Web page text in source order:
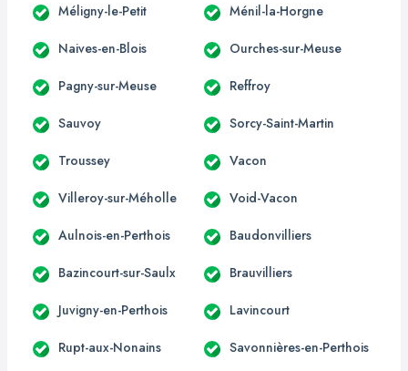
Méligny-le-Petit Ménil-la-Horgne
Naives-en-Blois Ourches-sur-Meuse
Pagny-sur-Meuse Reffroy
Sauvoy Sorcy-Saint-Martin
Troussey Vacon
Villeroy-sur-Méholle Void-Vacon
Aulnois-en-Perthois Baudonvilliers
Bazincourt-sur-Saulx Brauvilliers
Juvigny-en-Perthois Lavincourt
Rupt-aux-Nonains Savonnières-en-Perthois